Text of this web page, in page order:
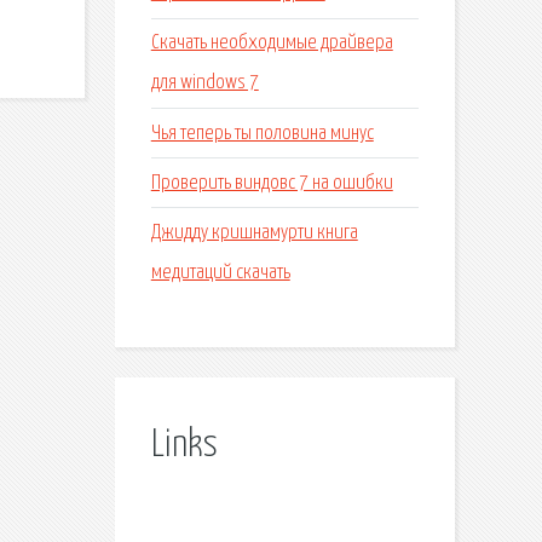
Скачать необходимые драйвера
для windows 7
Чья теперь ты половина минус
Проверить виндовс 7 на ошибки
Джидду кришнамурти книга
медитаций скачать
Links